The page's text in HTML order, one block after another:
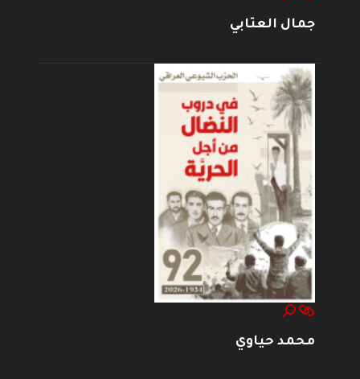
جمال العتابي
محمد حياوي